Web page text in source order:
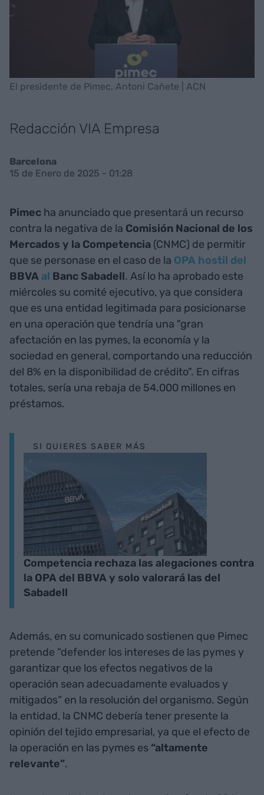
El presidente de Pimec, Antoni Cañete | ACN
Redacción VIA Empresa
Barcelona
15 de Enero de 2025 - 01:28
Pimec ha anunciado que presentará un recurso
contra la negativa de la Comisión Nacional de los
Mercados y la Competencia (CNMC) de permitir
que se personase en el caso de la OPA hostil del
BBVA al Banc Sabadell. Así lo ha aprobado este
miércoles su comité ejecutivo, ya que considera
que es una entidad legitimada para posicionarse
en una operación que tendría una "gran
afectación en las pymes, la economía y la
sociedad en general, comportando una reducción
del 8% en la disponibilidad de crédito". En cifras
totales, sería una rebaja de 54.000 millones en
préstamos.
SI QUIERES SABER MÁS
Competencia rechaza las alegaciones contra
la OPA del BBVA y solo valorará las del
Sabadell
Además, en su comunicado sostienen que Pimec
pretende “defender los intereses de las pymes y
garantizar que los efectos negativos de la
operación sean adecuadamente evaluados y
mitigados” en la resolución del organismo. Según
la entidad, la CNMC debería tener presente la
opinión del tejido empresarial, ya que el efecto de
la operación en las pymes es “altamente
relevante”.